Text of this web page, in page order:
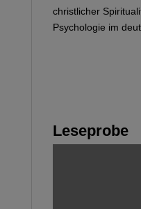
christlicher
Psychologie im
Leseprobe